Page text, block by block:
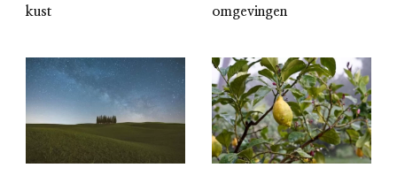
kust
omgevingen